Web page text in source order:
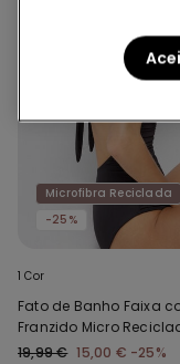
Microfibra Reciclada
-25%
1 Cor
Fato de Banho Faixa
Franzido Micro
19,99 € 15,00 € -25%